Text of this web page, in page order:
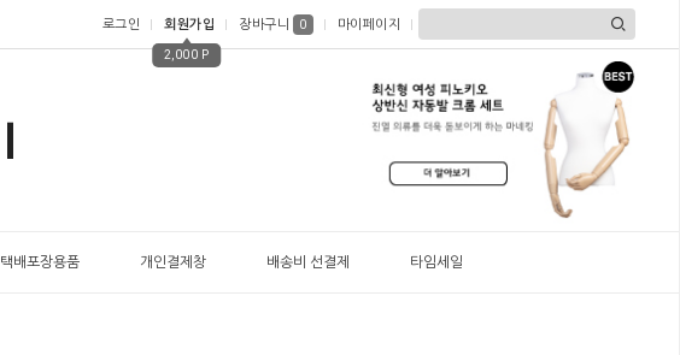
로그인 회원가입
2,000 P
장바구니 0 마이페이지
택배포장용품 개인결제창 배송비 선결제 타임세일